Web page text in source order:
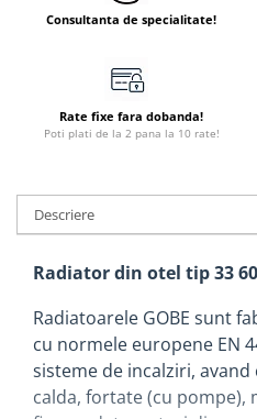
Panouri solare cu tuburi vidate
Pachete complete panouri solare
Echipamente pentru panouri
solare
Ventilatie si climatizare
Aparate de aer conditionat
Perdele de aer
Ventiloconvectoare si sisteme
Chillere
Rooftop-uri pentru racire si
incalzire
Consultanta de specialitate!
Rate fixe fara dobanda!
Poti plati de la 2 pana la 10 rate!
Descriere
Radiator din otel tip 33
Radiatoarele GOBE sunt
cu normele europene EN
sisteme de incalziri,
calda, fortate (cu